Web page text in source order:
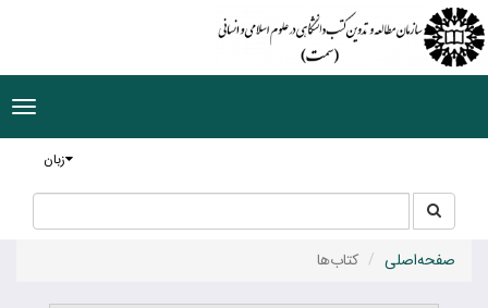
زبان
جستجو
در
سایت
صفحه‌اصلی کتاب‌ها